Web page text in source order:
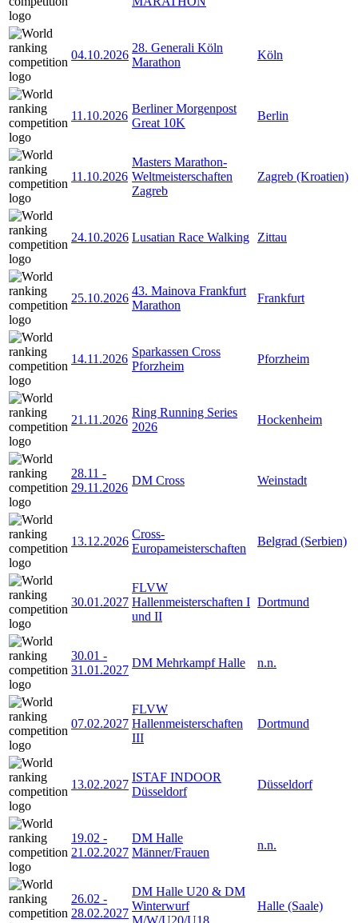
04.10.2026
28. Generali Köln
Marathon
Köln
11.10.2026
Berliner Morgenpost
Great 10K
Berlin
11.10.2026
Masters Marathon-
Weltmeisterschaften
Zagreb
Zagreb (Kroatien)
24.10.2026 Lusatian Race Walking Zittau
25.10.2026
43. Mainova Frankfurt
Marathon
Frankfurt
14.11.2026
Sparkassen Cross
Pforzheim
Pforzheim
21.11.2026
Ring Running Series
2026
Hockenheim
28.11 -
29.11.2026
DM Cross Weinstadt
13.12.2026
Cross-
Europameisterschaften
Belgrad (Serbien)
30.01.2027
FLVW
Hallenmeisterschaften I
und II
Dortmund
30.01 -
31.01.2027
DM Mehrkampf Halle n.n.
07.02.2027
FLVW
Hallenmeisterschaften
III
Dortmund
13.02.2027
ISTAF INDOOR
Düsseldorf
Düsseldorf
19.02 -
21.02.2027
DM Halle
Männer/Frauen
n.n.
26.02 -
28.02.2027
DM Halle U20 & DM
Winterwurf
Halle (Saale)